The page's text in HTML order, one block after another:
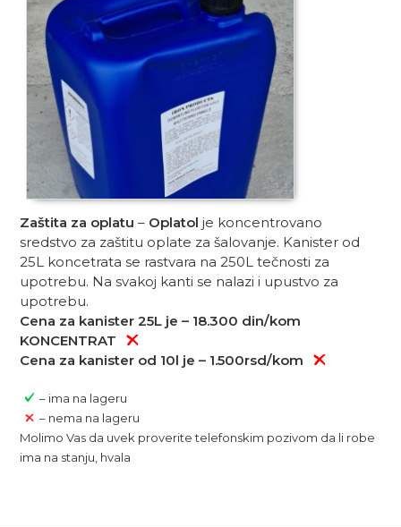
Zaštita za oplatu – Oplatol je koncentrovano
sredstvo za zaštitu oplate za šalovanje. Kanister od
25L koncetrata se rastvara na 250L tečnosti za
upotrebu. Na svakoj kanti se nalazi i upustvo za
upotrebu.
Cena za kanister 25L je – 18.300 din/kom
KONCENTRAT
Cena za kanister od 10l je – 1.500rsd/kom
– ima na lageru
– nema na lageru
Molimo Vas da uvek proverite telefonskim pozivom da li robe
ima na stanju, hvala